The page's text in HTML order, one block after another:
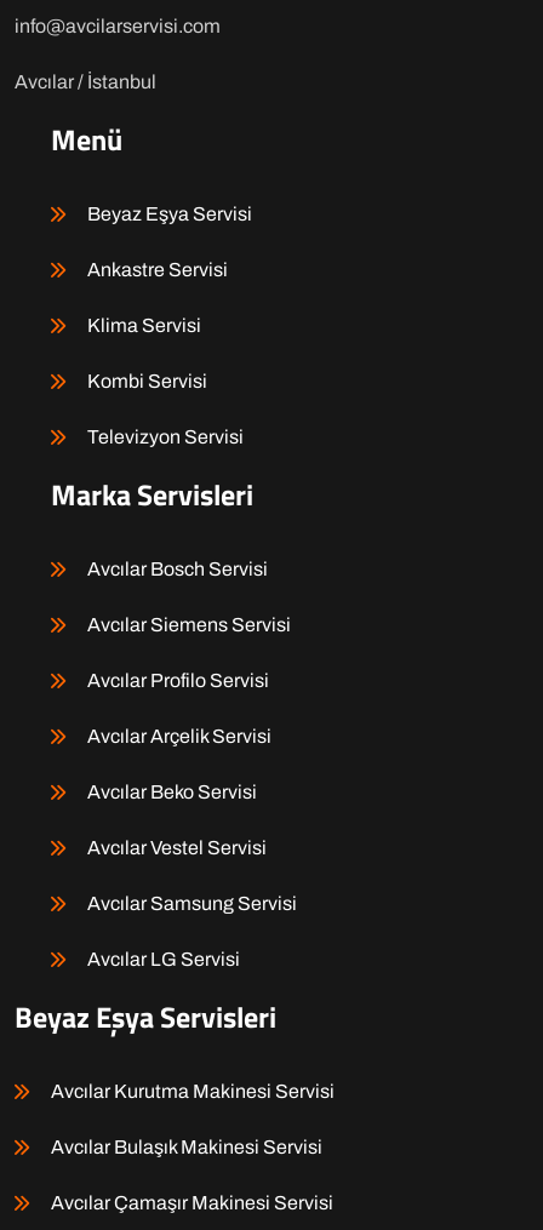
info@avcilarservisi.com
Avcılar / İstanbul
Menü
Beyaz Eşya Servisi
Ankastre Servisi
Klima Servisi
Kombi Servisi
Televizyon Servisi
Marka Servisleri
Avcılar Bosch Servisi
Avcılar Siemens Servisi
Avcılar Profilo Servisi
Avcılar Arçelik Servisi
Avcılar Beko Servisi
Avcılar Vestel Servisi
Avcılar Samsung Servisi
Avcılar LG Servisi
Beyaz Eşya Servisleri
Avcılar Kurutma Makinesi Servisi
Avcılar Bulaşık Makinesi Servisi
Avcılar Çamaşır Makinesi Servisi